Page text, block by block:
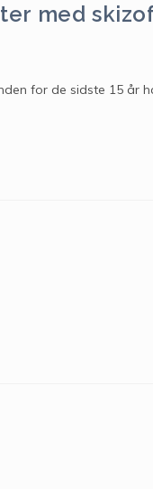
med
for de sidste 15 år